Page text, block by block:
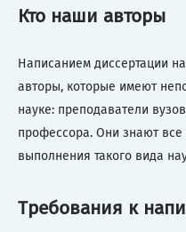
Кто наши авторы
Написанием диссертации
авторы, которые имеют
науке: преподаватели
профессора. Они знают все
выполнения такого вида
Требования к